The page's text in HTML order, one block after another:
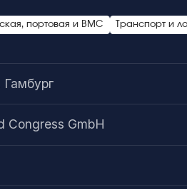
портовая и ВМС Транспорт и
Гамбург
Congress GmbH